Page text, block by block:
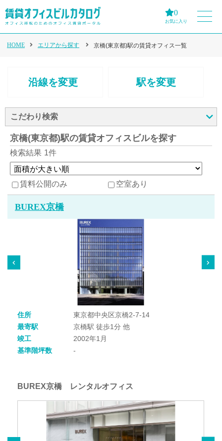
0
お気に入り
HOME エリアから探す 京橋(東京都)駅の賃貸オフィス一覧
沿線を変更 駅を変更
こだわり検索
京橋(東京都)駅の賃貸オフィスビルを探す
検索結果 1件
賃料公開のみ 空室あり
BUREX京橋
住所
東京都中央区京橋2-7-14
最寄駅
京橋駅 徒歩1分 他
竣工
2002年1月
基準階坪数
-
BUREX京橋 レンタルオフィス